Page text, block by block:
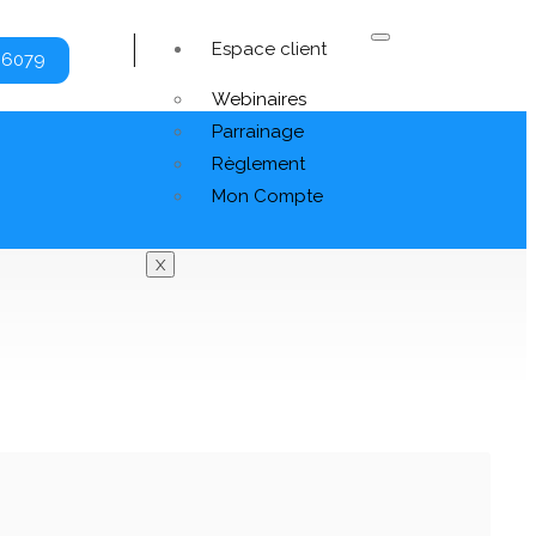
6079 Espace client
Webinaires
Parrainage
Règlement
Mon Compte
X